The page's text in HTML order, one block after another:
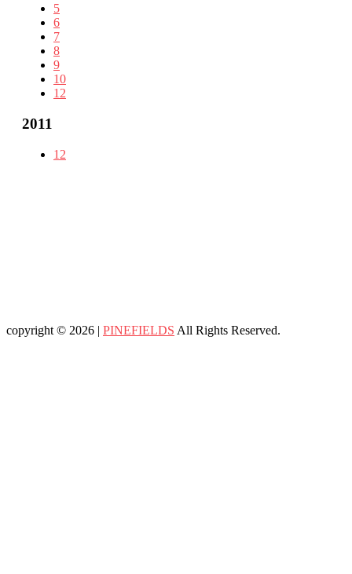
5
6
7
8
9
10
12
2011
12
copyright © 2026 | PINEFIELDS All Rights Reserved.